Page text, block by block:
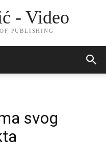
- Video
PUBLISHING
svog